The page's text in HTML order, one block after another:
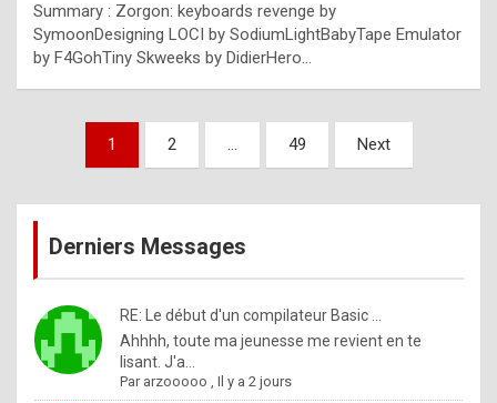
l
e
x
a
%
m
a
d
Summary : Zorgon: keyboards revenge by
SymoonDesigning LOCI by SodiumLightBabyTape Emulator
by F4GohTiny Skweeks by DidierHero…
Pagination
publications
1 2 … 49 Next
Derniers Messages
RE: Le début d'un compilateur Basic ...
Ahhhh, toute ma jeunesse me revient en te
lisant. J'a...
Par arzooooo ,Il y a 2 jours